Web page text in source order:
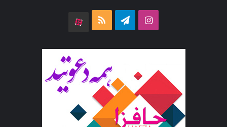
اینستاگرامتلگرام خوراک